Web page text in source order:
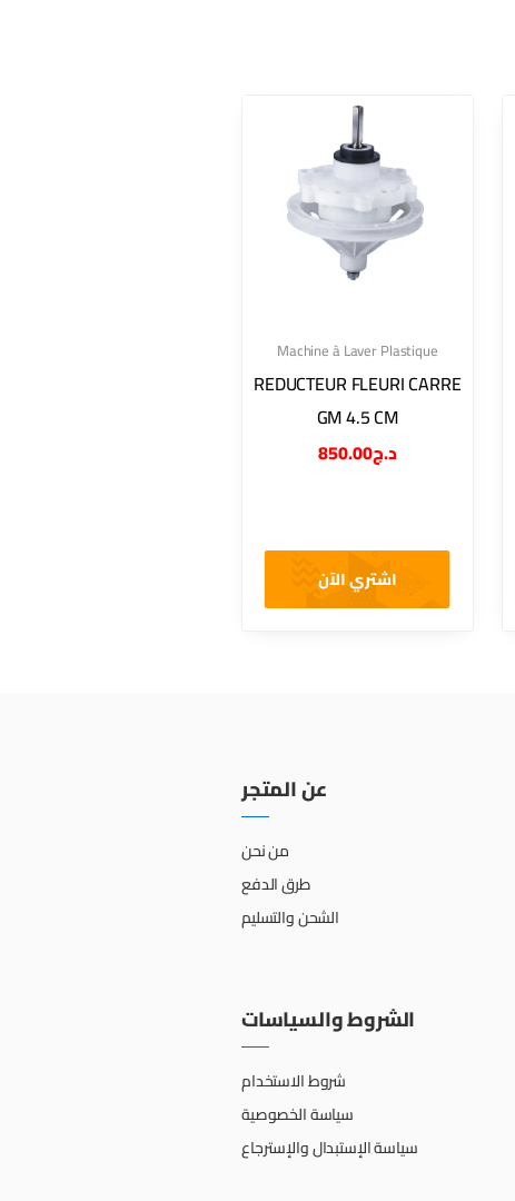
Machine à Laver Plastique
REDUCTEUR FLEURI CARRE
GM 4.5 CM
د.ج850.00
اشتري الآن
عن المتجر
من نحن
طرق الدفع
الشحن والتسليم
الشروط والسياسات
شروط الاستخدام
سياسة الخصوصية
سياسة الإستبدال والإسترجاع